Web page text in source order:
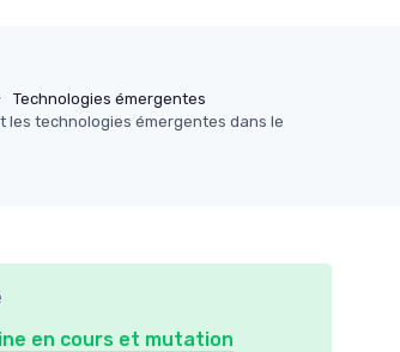
Technologies émergentes
les technologies émergentes dans le
en cours et mutation